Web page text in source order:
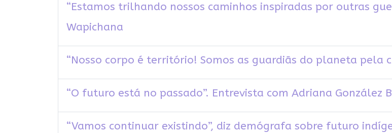
“Estamos trilhando nossos caminhos inspiradas por outras
Wapichana
“Nosso corpo é território! Somos as guardiãs do planeta pela
“O futuro está no passado”. Entrevista com Adriana González
“Vamos continuar existindo”, diz demógrafa sobre futuro